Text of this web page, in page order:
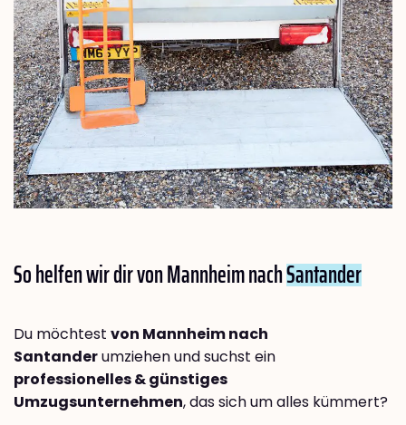
So helfen wir dir von Mannheim nachSantander
Du möchtest von Mannheim nach
Santanderumziehen und suchst ein
professionelles & günstiges
Umzugsunternehmen, das sich um alles kümmert?